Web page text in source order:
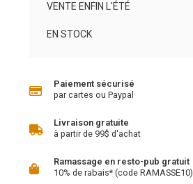
VENTE ENFIN L'ÉTÉ
EN STOCK
Paiement sécurisé
par cartes ou Paypal
Livraison gratuite
à partir de 99$ d'achat
Ramassage en resto-pub gratuit
10% de rabais* (code RAMASSE10)